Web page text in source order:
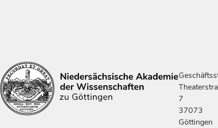
7
37073
Göttingen